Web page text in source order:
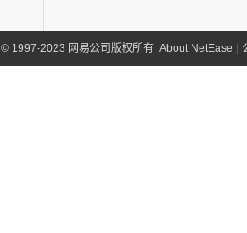
©1997-2023 网易公司版权所有 About NetEase